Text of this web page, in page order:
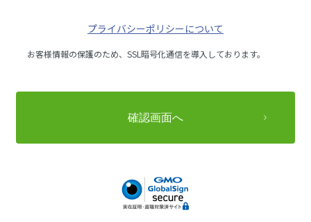
プライバシーポリシーについて
お客様情報の保護のため、SSL暗号化通信を導入しております。